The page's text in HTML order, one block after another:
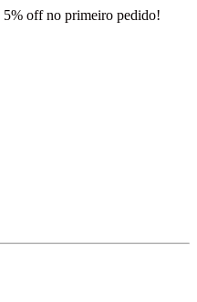
off no primeiro pedido!